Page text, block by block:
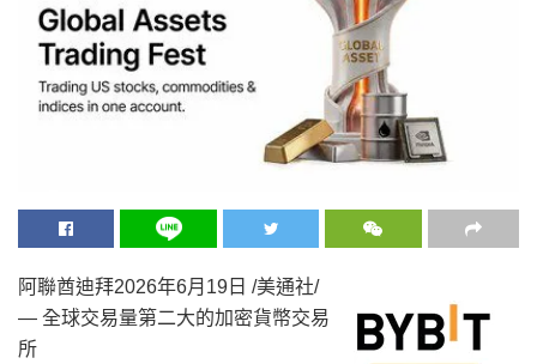
阿聯酋迪拜2026年6月19日 /美通社/
— 全球交易量第二大的加密貨幣交易
所